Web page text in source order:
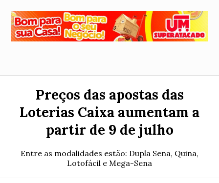
Preços das apostas das
Loterias Caixa aumentam a
partir de 9 de julho
Entre as modalidades estão: Dupla Sena, Quina,
Lotofácil e Mega-Sena